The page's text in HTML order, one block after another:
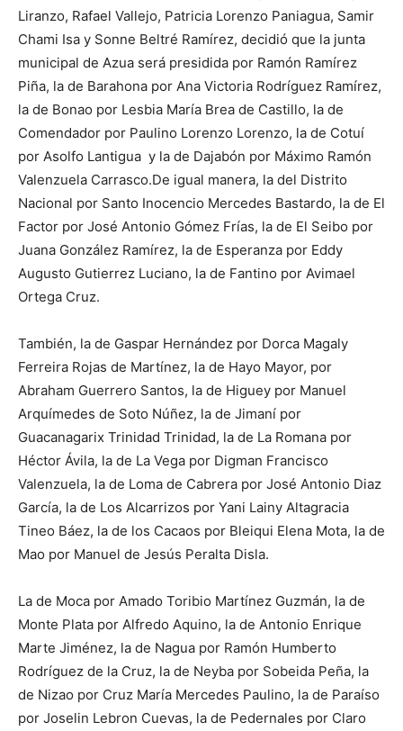
Liranzo, Rafael Vallejo, Patricia Lorenzo Paniagua, Samir
Chami Isa y Sonne Beltré Ramírez, decidió que la junta
municipal de Azua será presidida por Ramón Ramírez
Piña, la de Barahona por Ana Victoria Rodríguez Ramírez,
la de Bonao por Lesbia María Brea de Castillo, la de
Comendador por Paulino Lorenzo Lorenzo, la de Cotuí
por Asolfo Lantigua y la de Dajabón por Máximo Ramón
Valenzuela Carrasco.De igual manera, la del Distrito
Nacional por Santo Inocencio Mercedes Bastardo, la de El
Factor por José Antonio Gómez Frías, la de El Seibo por
Juana González Ramírez, la de Esperanza por Eddy
Augusto Gutierrez Luciano, la de Fantino por Avimael
Ortega Cruz.
También, la de Gaspar Hernández por Dorca Magaly
Ferreira Rojas de Martínez, la de Hayo Mayor, por
Abraham Guerrero Santos, la de Higuey por Manuel
Arquímedes de Soto Núñez, la de Jimaní por
Guacanagarix Trinidad Trinidad, la de La Romana por
Héctor Ávila, la de La Vega por Digman Francisco
Valenzuela, la de Loma de Cabrera por José Antonio Diaz
García, la de Los Alcarrizos por Yani Lainy Altagracia
Tineo Báez, la de los Cacaos por Bleiqui Elena Mota, la de
Mao por Manuel de Jesús Peralta Disla.
La de Moca por Amado Toribio Martínez Guzmán, la de
Monte Plata por Alfredo Aquino, la de Antonio Enrique
Marte Jiménez, la de Nagua por Ramón Humberto
Rodríguez de la Cruz, la de Neyba por Sobeida Peña, la
de Nizao por Cruz María Mercedes Paulino, la de Paraíso
por Joselin Lebron Cuevas, la de Pedernales por Claro